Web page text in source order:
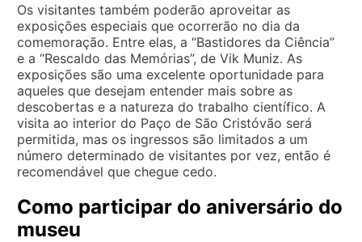
Os visitantes também poderão aproveitar as
exposições especiais que ocorrerão no dia da
comemoração. Entre elas, a “Bastidores da Ciência”
e a “Rescaldo das Memórias”, de Vik Muniz. As
exposições são uma excelente oportunidade para
aqueles que desejam entender mais sobre as
descobertas e a natureza do trabalho científico. A
visita ao interior do Paço de São Cristóvão será
permitida, mas os ingressos são limitados a um
número determinado de visitantes por vez, então é
recomendável que chegue cedo.
Como participar do aniversário do
museu